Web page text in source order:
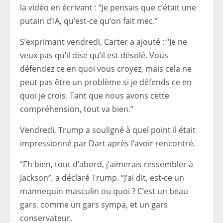
la vidéo en écrivant : “Je pensais que c’était une
putain d’IA, qu’est-ce qu’on fait mec.”
S’exprimant vendredi, Carter a ajouté : “Je ne
veux pas qu’il dise qu’il est désolé. Vous
défendez ce en quoi vous croyez, mais cela ne
peut pas être un problème si je défends ce en
quoi je crois. Tant que nous avons cette
compréhension, tout va bien.”
Vendredi, Trump a souligné à quel point il était
impressionné par Dart après l’avoir rencontré.
“Eh bien, tout d’abord, j’aimerais ressembler à
Jackson”, a déclaré Trump. “J’ai dit, est-ce un
mannequin masculin ou quoi ? C’est un beau
gars, comme un gars sympa, et un gars
conservateur.